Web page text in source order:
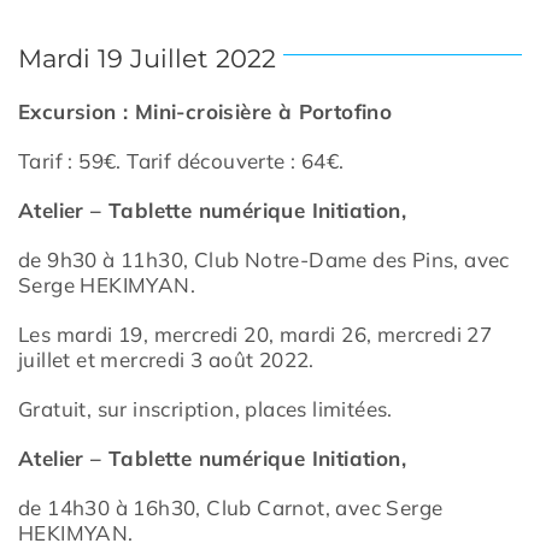
Mardi 19 Juillet 2022
Excursion : Mini-croisière à Portofino
Tarif : 59€. Tarif découverte : 64€.
Atelier – Tablette numérique Initiation,
de 9h30 à 11h30, Club Notre-Dame des Pins,avec
Serge HEKIMYAN.
Les mardi 19, mercredi 20, mardi 26, mercredi 27
juillet et mercredi 3 août 2022.
Gratuit, sur inscription, places limitées.
Atelier – Tablette numérique Initiation,
de 14h30 à 16h30, Club Carnot, avec Serge
HEKIMYAN.